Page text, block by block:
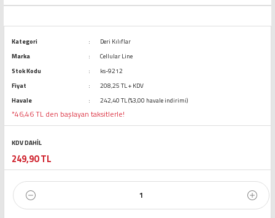
Kategori
Deri Kılıflar
Marka
Cellular Line
Stok Kodu
ks-9212
Fiyat
208,25 TL + KDV
Havale
242,40 TL (%3,00 havale indirimi)
*46,46 TL den başlayan taksitlerle!
KDV DAHİL
249,90 TL